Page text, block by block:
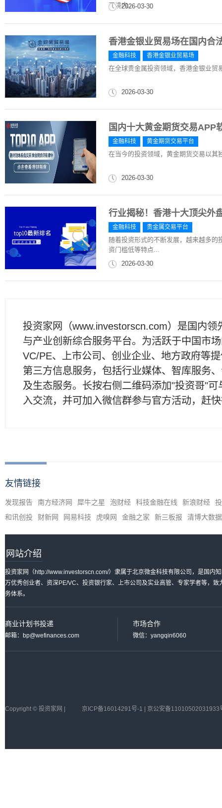
国境内...2026-03-30
香港金银业贸易场在国内合
金融科技 香港金银业贸易场
在全球贵金属投资领域，香港金银业贸
2026-03-30
国内十大黄金期货交易APP
金融科技 黄金期货交易平台
在当今的投资领域，黄金期货交易以其
2026-03-30
行业揭秘！香港十大顶尖外
金融科技 贵金属交易平台
随着投资形式的不断发展，越来越多
资门槛低等特点...
2026-03-30
投资家网（www.investorscn.com）是国内领
与产业创新综合服务平台。为活跃于中国市
VC/PE、上市公司、创业企业、地方政府等
第三方信息服务，包括行业媒体、智库服务
及生态服务。长按右侧二维码添加"投资哥"可
入交流，并可加入微信群参与官方活动，赶
友情链接
发现报告 南方经济网 犀牛之星 泡财经 科技金融在线 新浪财经
和讯创投
财新网 网易科技 虎嗅网 金融之家 新三板报 清博大数据
网站介绍
投资家网（http://www.investorscn.com/）隶属于北京微金科技有限公司，是国内
万优秀创业者、资深PE/VC、投资银行家、上市公司及实业高管、专家学者等，
务体系。
商业计划书投递
邮箱：bp@wefinances.com
市场合作
微信：yangqin6060
Copyright © 投资家网 | 京ICP备16014291号-1 | 京公安备11010502031933